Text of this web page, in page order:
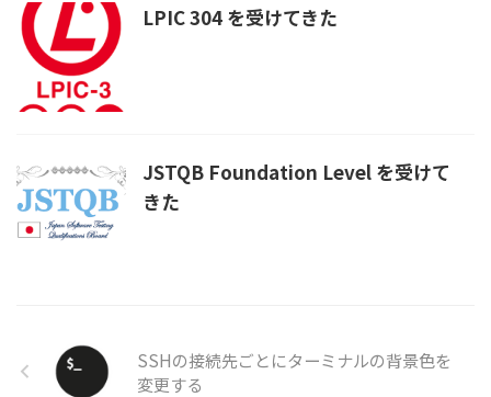
LPIC 304 を受けてきた
JSTQB Foundation Level を受けて
きた
SSHの接続先ごとにターミナルの背景色を
変更する